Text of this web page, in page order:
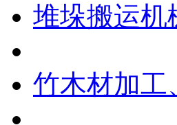
堆垛搬运机
竹木材加工